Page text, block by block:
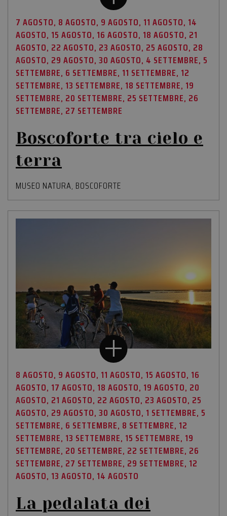
7 AGOSTO, 8 AGOSTO, 9 AGOSTO, 11 AGOSTO, 14
AGOSTO, 15 AGOSTO, 16 AGOSTO, 18 AGOSTO, 21
AGOSTO, 22 AGOSTO, 23 AGOSTO, 25 AGOSTO, 28
AGOSTO, 29 AGOSTO, 30 AGOSTO, 4 SETTEMBRE, 5
SETTEMBRE, 6 SETTEMBRE, 11 SETTEMBRE, 12
SETTEMBRE, 13 SETTEMBRE, 18 SETTEMBRE, 19
SETTEMBRE, 20 SETTEMBRE, 25 SETTEMBRE, 26
SETTEMBRE, 27 SETTEMBRE
Boscoforte tra cielo e
terra
MUSEO NATURA, BOSCOFORTE
8 AGOSTO, 9 AGOSTO, 11 AGOSTO, 15 AGOSTO, 16
AGOSTO, 17 AGOSTO, 18 AGOSTO, 19 AGOSTO, 20
AGOSTO, 21 AGOSTO, 22 AGOSTO, 23 AGOSTO, 25
AGOSTO, 29 AGOSTO, 30 AGOSTO, 1 SETTEMBRE, 5
SETTEMBRE, 6 SETTEMBRE, 8 SETTEMBRE, 12
SETTEMBRE, 13 SETTEMBRE, 15 SETTEMBRE, 19
SETTEMBRE, 20 SETTEMBRE, 22 SETTEMBRE, 26
SETTEMBRE, 27 SETTEMBRE, 29 SETTEMBRE, 12
AGOSTO, 13 AGOSTO, 14 AGOSTO
La pedalata dei
_ga_3F2FN8FS03
.amaparco.it
1 anno 1
mese
Questo cookie
viene utilizzato
Analytics per
mantenere lo
stato della
sessione.
m
Stripe
1 anno 1
Questo cookie
viene
generalmente
elaborazione
dei pagamenti,
facilitando la